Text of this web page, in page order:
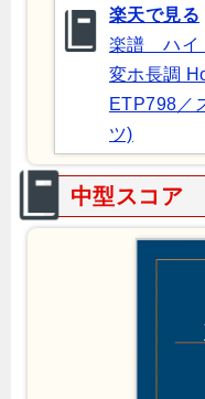
楽天で見る
楽譜 ハイ
変ホ長調
ETP798／
ツ)
中型スコア